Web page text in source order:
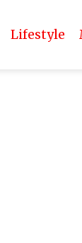
Lifestyle